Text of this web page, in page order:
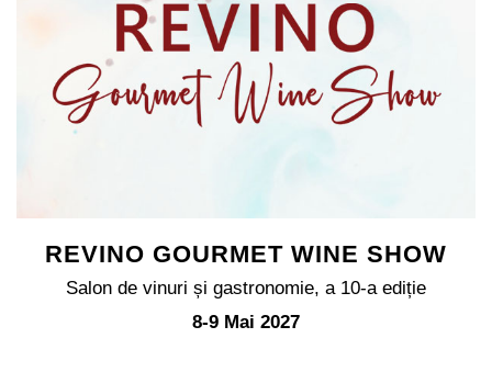
REVINO GOURMET WINE SHOW
Salon de vinuri și gastronomie, a 10-a ediție
8-9 Mai 2027